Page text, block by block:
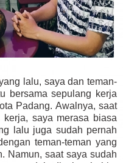
lalu, saya dan teman-
bersama sepulang kerja
Padang. Awalnya, saat
saya merasa biasa
lalu juga sudah pernah
teman-teman yang
Namun, saat saya sudah